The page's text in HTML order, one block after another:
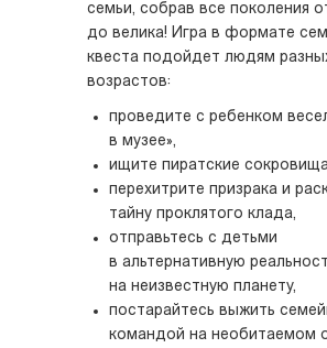
семьи, собрав все поколения
до велика! Игра в формате
квеста подойдет людям
возрастов:
проведите с ребенком
в музее»,
ищите пиратские
перехитрите призрака и
тайну проклятого клада,
отправьтесь с детьми
в альтернативную
на неизвестную планету,
постарайтесь выжить
командой на необитаемом